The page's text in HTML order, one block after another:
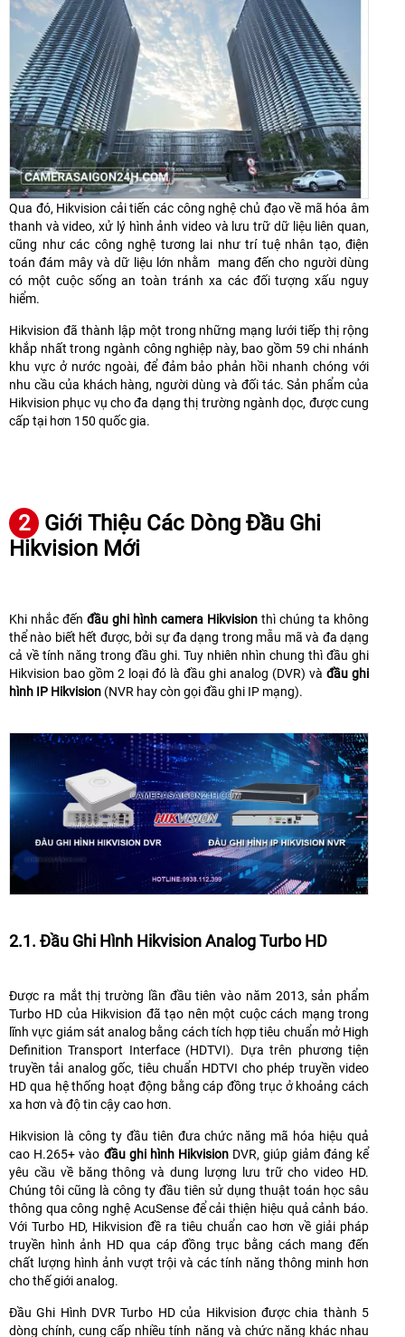
Qua đó, Hikvision cải tiến các công nghệ chủ đạo về mã hóa âm
thanh và video, xử lý hình ảnh video và lưu trữ dữ liệu liên quan,
cũng như các công nghệ tương lai như trí tuệ nhân tạo, điện
toán đám mây và dữ liệu lớn nhằm mang đến cho người dùng
có một cuộc sống an toàn tránh xa các đối tượng xấu nguy
hiểm.
Hikvision đã thành lập một trong những mạng lưới tiếp thị rộng
khắp nhất trong ngành công nghiệp này, bao gồm 59 chi nhánh
khu vực ở nước ngoài, để đảm bảo phản hồi nhanh chóng với
nhu cầu của khách hàng, người dùng và đối tác. Sản phẩm của
Hikvision phục vụ cho đa dạng thị trường ngành dọc, được cung
cấp tại hơn 150 quốc gia.
2
Giới Thiệu Các Dòng Đầu Ghi
Hikvision Mới
Khi nhắc đến đầu ghi hình camera Hikvision thì chúng ta không
thể nào biết hết được, bởi sự đa dạng trong mẫu mã và đa dạng
cả về tính năng trong đầu ghi. Tuy nhiên nhìn chung thì đầu ghi
Hikvision bao gồm 2 loại đó là đầu ghi analog (DVR) và đầu ghi
hình IP Hikvision (NVR hay còn gọi đầu ghi IP mạng).
2.1. Đầu Ghi Hình Hikvision Analog Turbo HD
Được ra mắt thị trường lần đầu tiên vào năm 2013, sản phẩm
Turbo HD của Hikvision đã tạo nên một cuộc cách mạng trong
lĩnh vực giám sát analog bằng cách tích hợp tiêu chuẩn mở High
Definition Transport Interface (HDTVI). Dựa trên phương tiện
truyền tải analog gốc, tiêu chuẩn HDTVI cho phép truyền video
HD qua hệ thống hoạt động bằng cáp đồng trục ở khoảng cách
xa hơn và độ tin cậy cao hơn.
Hikvision là công ty đầu tiên đưa chức năng mã hóa hiệu quả
cao H.265+ vào đầu ghi hình Hikvision DVR, giúp giảm đáng kể
yêu cầu về băng thông và dung lượng lưu trữ cho video HD.
Chúng tôi cũng là công ty đầu tiên sử dụng thuật toán học sâu
thông qua công nghệ AcuSense để cải thiện hiệu quả cảnh báo.
Với Turbo HD, Hikvision đề ra tiêu chuẩn cao hơn về giải pháp
truyền hình ảnh HD qua cáp đồng trục bằng cách mang đến
chất lượng hình ảnh vượt trội và các tính năng thông minh hơn
cho thế giới analog.
Đầu Ghi Hình DVR Turbo HD của Hikvision được chia thành 5
dòng chính, cung cấp nhiều tính năng và chức năng khác nhau